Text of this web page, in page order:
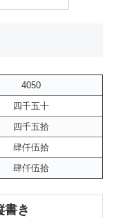
4050
四千五十
四千五拾
肆仟伍拾
肆仟伍拾
書き